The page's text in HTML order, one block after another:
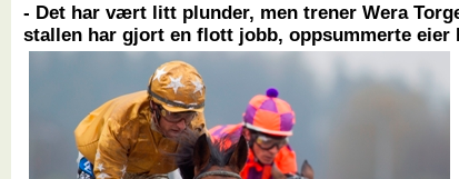
- Det har vært litt plunder, men trener Wera
stallen har gjort en flott jobb, oppsummerte eier